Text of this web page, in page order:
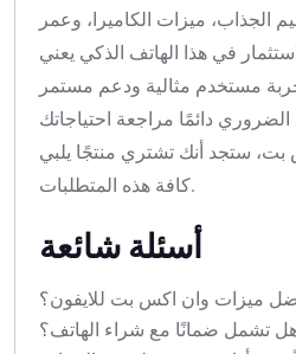
الجذاب، ميزات الكاميرا، وعمر
في هذا الهاتف الذكي يعني
مستخدم مثالية ودعم مستمر
دائمًا مراجعة احتياجاتك
ستجد أنك تشتري منتجًا يلبي
كافة هذه المتطلبات.
أسئلة شائعة
ميزات وان اكس بت للايفون؟
تشمل ضمانًا مع شراء الهاتف؟